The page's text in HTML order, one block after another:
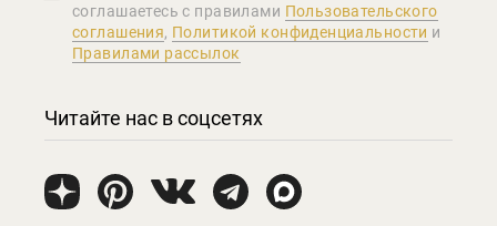
соглашаетеcь с правилами Пользовательского
соглашения, Политикой конфиденциальности и
Правилами рассылок
Читайте нас в соцсетях